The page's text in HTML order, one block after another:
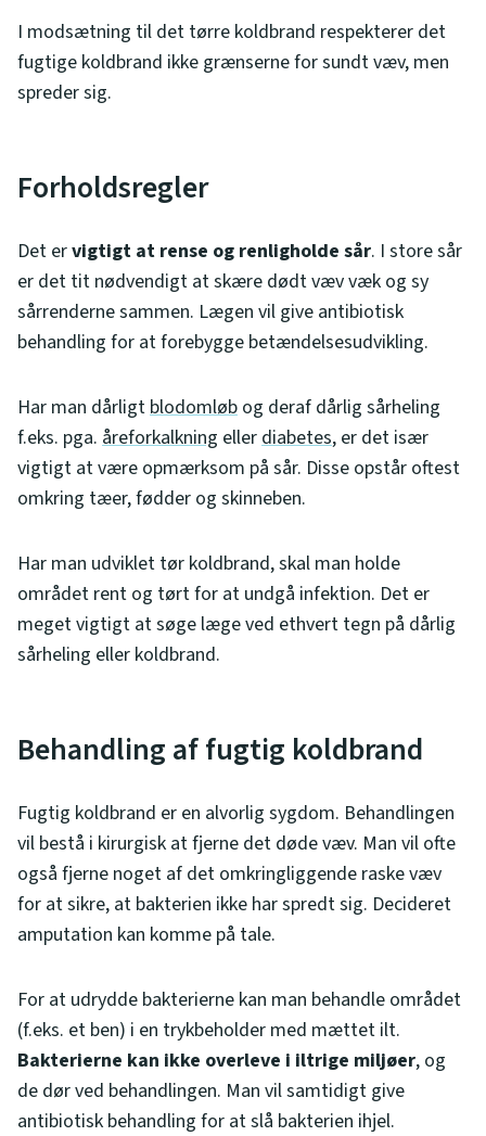
I modsætning til det tørre koldbrand respekterer det
fugtige koldbrand ikke grænserne for sundt væv, men
spreder sig.
Forholdsregler
Det ervigtigt at rense og renligholde sår. I store sår
er det tit nødvendigt at skære dødt væv væk og sy
sårrenderne sammen. Lægen vil give antibiotisk
behandling for at forebygge betændelsesudvikling.
Har man dårligt blodomløb og deraf dårlig sårheling
f.eks. pga. åreforkalkning eller diabetes, er det især
vigtigt at være opmærksom på sår. Disse opstår oftest
omkring tæer, fødder og skinneben.
Har man udviklet tør koldbrand, skal man holde
området rent og tørt for at undgå infektion. Det er
meget vigtigt at søge læge ved ethvert tegn på dårlig
sårheling eller koldbrand.
Behandling af fugtig koldbrand
Fugtig koldbrand er en alvorlig sygdom. Behandlingen
vil bestå i kirurgisk at fjerne det døde væv. Man vil ofte
også fjerne noget af det omkringliggende raske væv
for at sikre, at bakterien ikke har spredt sig. Decideret
amputation kan komme på tale.
For at udrydde bakterierne kan man behandle området
(f.eks. et ben) i en trykbeholder med mættet ilt.
Bakterierne kan ikke overleve i iltrige miljøer, og
de dør ved behandlingen. Man vil samtidigt give
antibiotisk behandling for at slå bakterien ihjel.